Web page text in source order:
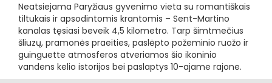
Neatsiejama Paryžiaus gyvenimo vieta su romantiškais
tiltukais ir apsodintomis krantomis – Sent-Martino
kanalas tęsiasi beveik 4,5 kilometro. Tarp šimtmečius
šliuzų, pramonės praeities, paslėpto požeminio ruožo ir
guinguette atmosferos atveriamos šio ikoninio
vandens kelio istorijos bei paslaptys 10-ajame rajone.